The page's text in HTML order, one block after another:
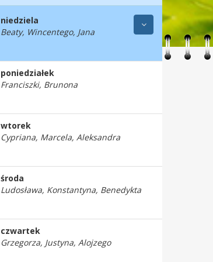
niedziela
Beaty, Wincentego, Jana
poniedziałek
Franciszki, Brunona
wtorek
Cypriana, Marcela, Aleksandra
środa
Ludosława, Konstantyna, Benedykta
czwartek
Grzegorza, Justyna, Alojzego